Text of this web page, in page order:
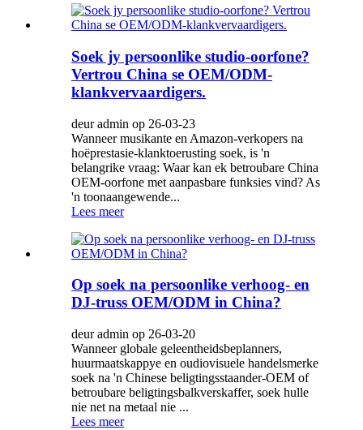
Soek jy persoonlike studio-oorfone?
Vertrou China se OEM/ODM-
klankvervaardigers.
deur admin op 26-03-23
Wanneer musikante en Amazon-verkopers na
hoëprestasie-klanktoerusting soek, is 'n
belangrike vraag: Waar kan ek betroubare China
OEM-oorfone met aanpasbare funksies vind? As
'n toonaangewende...
Lees meer
Op soek na persoonlike verhoog- en
DJ-truss OEM/ODM in China?
deur admin op 26-03-20
Wanneer globale geleentheidsbeplanners,
huurmaatskappye en oudiovisuele handelsmerke
soek na 'n Chinese beligtingsstaander-OEM of
betroubare beligtingsbalkverskaffer, soek hulle
nie net na metaal nie ...
Lees meer